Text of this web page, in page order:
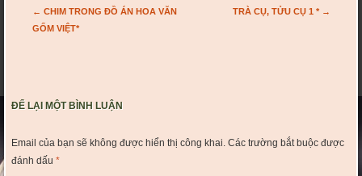
Post navigation
← CHIM TRONG ĐỒ ÁN HOA VĂN
GỐM VIỆT*
TRÀ CỤ, TỬU CỤ 1 * →
ĐỂ LẠI MỘT BÌNH LUẬN
Email của bạn sẽ không được hiển thị công khai. Các trường bắt buộc được
đánh dấu *